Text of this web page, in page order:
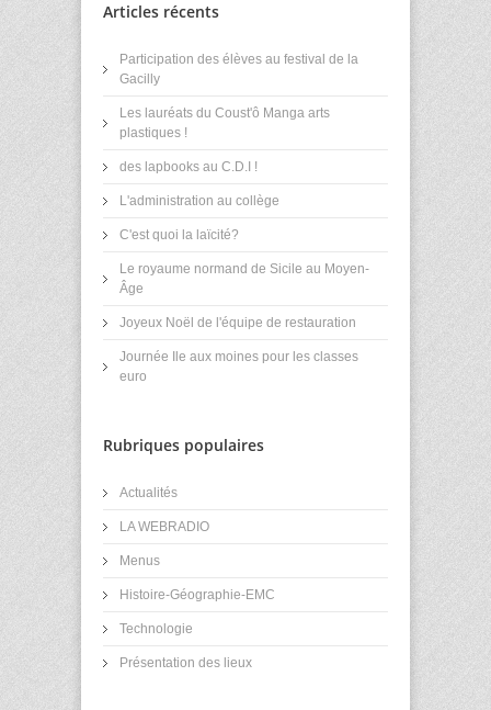
Articles récents
Participation des élèves au festival de la
Gacilly
Les lauréats du Coust'ô Manga arts
plastiques !
des lapbooks au C.D.I !
L'administration au collège
C'est quoi la laïcité?
Le royaume normand de Sicile au Moyen-
Âge
Joyeux Noël de l'équipe de restauration
Journée Ile aux moines pour les classes
euro
Rubriques populaires
Actualités
LA WEBRADIO
Menus
Histoire-Géographie-EMC
Technologie
Présentation des lieux